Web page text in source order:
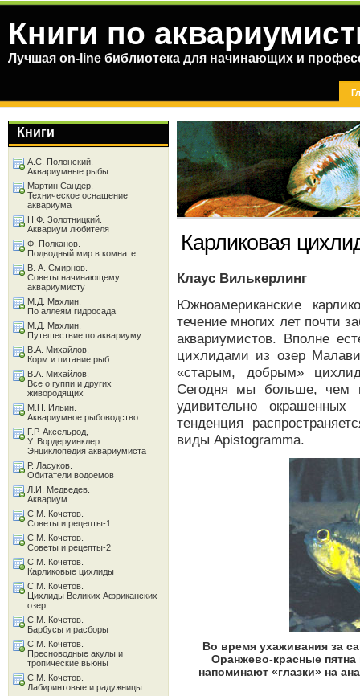
Книги по
Лучшая on-line библиотека для начинающих и
Карликовая
Клаус Вилькерлинг
Южноамериканские
течение многих лет почти
аквариумистов. Вполне
цихлидами из озер
«старым, добрым»
Сегодня мы больше, чем
удивительно
тенденция
виды Apistogramma.
Во время ухаживания за
Оранжево-красные пятна
напоминают «глазки» на
Книги
А.С. Полонский.
Аквариумные рыбы
Мартин Сандер.
Техническое оснащение
аквариума
Н.Ф. Золотницкий.
Аквариум любителя
Ф. Полканов.
Подводный мир в комнате
В. А. Смирнов.
Советы начинающему
аквариумисту
М.Д. Махлин.
По аллеям гидросада
М.Д. Махлин.
Путешествие по аквариуму
В.А. Михайлов.
Корм и питание рыб
В.А. Михайлов.
Все о гуппи и других
живородящих
М.Н. Ильин.
Аквариумное рыбоводство
Г.Р. Аксельрод,
У. Вордеруинклер.
Энциклопедия аквариумиста
Р. Ласуков.
Обитатели водоемов
Л.И. Медведев.
Аквариум
С.М. Кочетов.
Советы и рецепты-1
С.М. Кочетов.
Советы и рецепты-2
С.М. Кочетов.
Карликовые цихлиды
С.М. Кочетов.
Цихлиды Великих Африканских
озер
С.М. Кочетов.
Барбусы и расборы
С.М. Кочетов.
Пресноводные акулы и
тропические вьюны
С.М. Кочетов.
Лабиринтовые и радужницы